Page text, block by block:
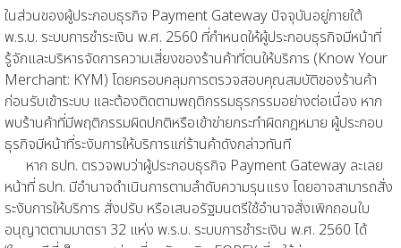
ในส่วนของผู้ประกอบธุรกิจ Payment Gateway ปัจจุบันอยู่ภายใต้
พ.ร.บ. ระบบการชำระเงิน พ.ศ. 2560 ที่กำหนดให้ผู้ประกอบธุรกิจมีหน้าที่
รู้จักและบริหารจัดการความเสี่ยงของร้านค้าที่ตนให้บริการ (Know Your
Merchant: KYM) โดยครอบคลุมการตรวจสอบคุณสมบัติของร้านค้า
ก่อนรับเข้าระบบ และต้องติดตามพฤติกรรมธุรกรรมอย่างต่อเนื่อง หาก
พบร้านค้าที่มีพฤติกรรมผิดปกติหรือเข้าข่ายกระทำผิดกฎหมาย ผู้ประกอบ
ธุรกิจมีหน้าที่ระงับการให้บริการแก่ร้านค้าดังกล่าวทันที
หาก ธปท. ตรวจพบว่าผู้ประกอบธุรกิจ Payment Gateway ละเลย
หน้าที่ ธปท. มีอำนาจดำเนินการตามลำดับความรุนแรง โดยอาจสามารถสั่ง
ระงับการให้บริการ สั่งปรับ หรือเสนอรัฐมนตรีใช้อำนาจสั่งเพิกถอนใบ
อนุญาตตามมาตรา 32 แห่ง พ.ร.บ. ระบบการชำระเงิน พ.ศ. 2560 ได้